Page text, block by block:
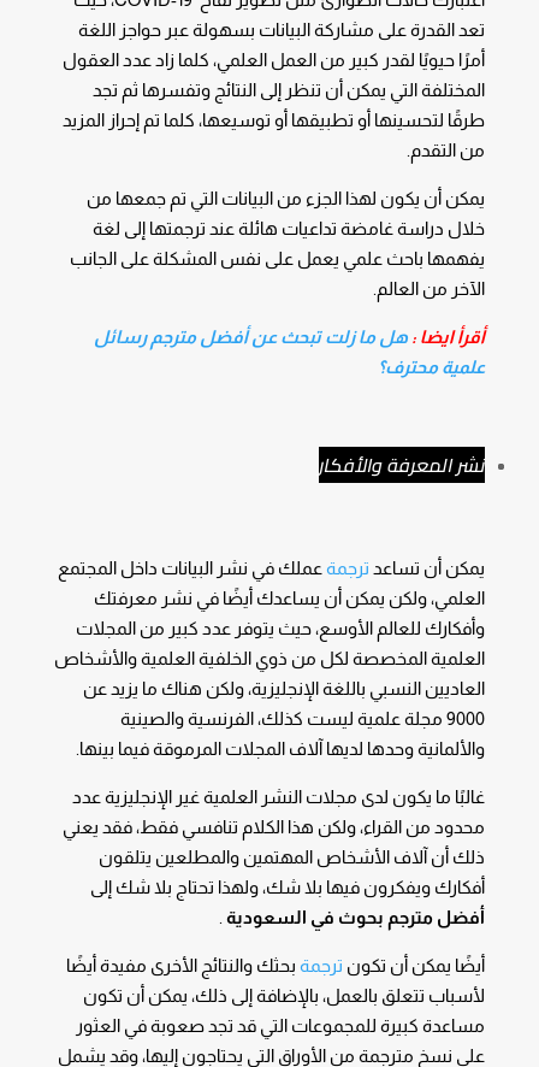
تعد القدرة على مشاركة البيانات بسهولة عبر حواجز اللغة
أمرًا حيويًا لقدر كبير من العمل العلمي، كلما زاد عدد العقول
المختلفة التي يمكن أن تنظر إلى النتائج وتفسرها ثم تجد
طرقًا لتحسينها أو تطبيقها أو توسيعها، كلما تم إحراز المزيد
من التقدم.
يمكن أن يكون لهذا الجزء من البيانات التي تم جمعها من
خلال دراسة غامضة تداعيات هائلة عند ترجمتها إلى لغة
يفهمها باحث علمي يعمل على نفس المشكلة على الجانب
الآخر من العالم.
أقرأ ايضا : هل ما زلت تبحث عن أفضل مترجم رسائل
علمية محترف؟
نشر المعرفة والأفكار
يمكن أن تساعد ترجمةعملك في نشر البيانات داخل المجتمع
العلمي، ولكن يمكن أن يساعدك أيضًا في نشر معرفتك
وأفكارك للعالم الأوسع، حيث يتوفر عدد كبير من المجلات
العلمية المخصصة لكل من ذوي الخلفية العلمية والأشخاص
العاديين النسبي باللغة الإنجليزية، ولكن هناك ما يزيد عن
9000 مجلة علمية ليست كذلك، الفرنسية والصينية
والألمانية وحدها لديها آلاف المجلات المرموقة فيما بينها.
غالبًا ما يكون لدى مجلات النشر العلمية غير الإنجليزية عدد
محدود من القراء، ولكن هذا الكلام تنافسي فقط، فقد يعني
ذلك أن آلاف الأشخاص المهتمين والمطلعين يتلقون
أفكارك ويفكرون فيها بلا شك، ولهذا تحتاج بلا شك إلى
أفضل مترجم بحوث في السعودية.
أيضًا يمكن أن تكون ترجمةبحثك والنتائج الأخرى مفيدة أيضًا
لأسباب تتعلق بالعمل، بالإضافة إلى ذلك، يمكن أن تكون
مساعدة كبيرة للمجموعات التي قد تجد صعوبة في العثور
على نسخ مترجمة من الأوراق التي يحتاجون إليها، وقد يشمل